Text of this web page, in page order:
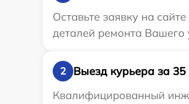
Оставьте заявку на
деталей ремонта Вашего
2
Выезд курьера за 35
Квалифицированный